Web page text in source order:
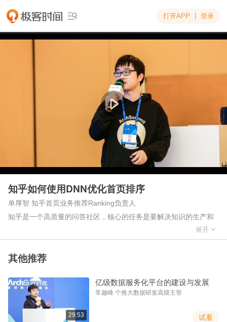
 打开APP 登录

知乎如何使用DNN优化首页排序
单厚智 知乎首页业务推荐Ranking负责人
知乎是一个高质量的问答社区，核心的任务是要解决知识的生产和
消费问题，从而形成一个良性的闭环。在 2018 年初，知乎首页组
提升。深度学习作为当前的前沿研究领域，广度和深度都值得我们
在基础模型上进行深入探索，在深度学习上线后，我们进行了积极
的改进和优化。考虑到知乎用户较高的消费门槛，在传统的利用
DNN 进行 CTR 预估的技术基础上，我们在几个方面进行了相应的
探索和尝试。
展开 
其他推荐
29:53
亿级数据服务化平台的建设与发展
常越峰 个推大数据研发高级主管
试看